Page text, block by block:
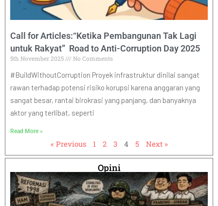
Call for Articles:“Ketika Pembangunan Tak Lagi
untuk Rakyat” Road to Anti-Corruption Day 2025
5th November 2025 No Comments
#BuildWithoutCorruption Proyek infrastruktur dinilai sangat
rawan terhadap potensi risiko korupsi karena anggaran yang
sangat besar, rantai birokrasi yang panjang, dan banyaknya
aktor yang terlibat, seperti
Read More »
« Previous 1 2 3 4 5 Next »
Opini